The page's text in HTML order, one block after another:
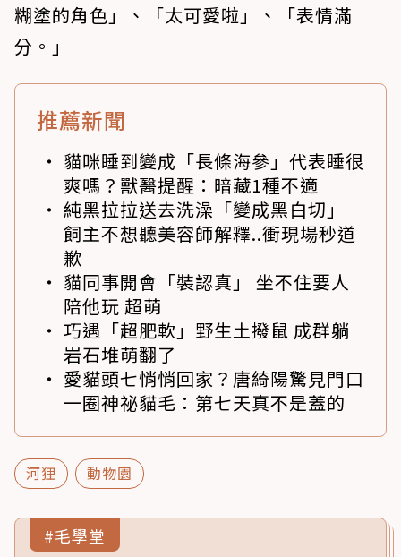
糊塗的角色」、「太可愛啦」、「表情滿
分。」
推薦新聞
貓咪睡到變成「長條海參」代表睡很
爽嗎？獸醫提醒：暗藏1種不適
純黑拉拉送去洗澡「變成黑白切」
飼主不想聽美容師解釋..衝現場秒道
歉
貓同事開會「裝認真」 坐不住要人
陪他玩 超萌
巧遇「超肥軟」野生土撥鼠 成群躺
岩石堆萌翻了
愛貓頭七悄悄回家？唐綺陽驚見門口
一圈神祕貓毛：第七天真不是蓋的
河狸 動物園
#毛學堂